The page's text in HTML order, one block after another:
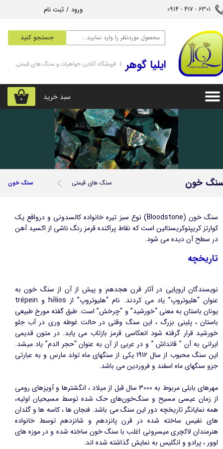
جستجو کنید
ورود / ثبت نام
تغییر گذر واژه
سفارشات
خروج از حساب کاربری
6301 - 417 - 0914​​​​​​​
۰ سبد خرید
‌ایلیا گوهر | فروشگاه آنلاین جواهرات و سنگ های قیمتی
خون سنگ خون سنگ های قیمتی
سنگ خون (Bloodstone) نوع سبز تیره خانواده کالسدونی و درواقع یک
کوارتز کریپتوکریستالین است که نقاط پراکنده قرمز رنگ ناشی از اکسید آهن
در سطح آن دیده می شود.
نویسندگان اروپایی در آثار قرن هجدهم و پیش از آن از سنگ خون به
عنوان “هلیوتروپ” یاد می کردند. نام “هلیوتروپ” از hḗlios و trépein
یونان باستان به معنی “خورشید” و “چرخش” است. طبق گفته مورخ طبیعی
باستان ، پلینی بزرگ ، این سنگ وقتی در حالت غوطه وری در آب جلو
خورشید قرار گرفته شود انعکاسی قرمز بازتاب می یابد. در متون قدیمی
ایرانی به آن ” قانداش ” و در عربی از آن به عنوان “حجر الدم” یاد میشد.
این سنگ محبوب از سال 1912 یکی از سنگهای ماه تولد مارس و به عبارتی
جزو سنگهای ماه اسفند و فروردین می باشد.
مهرهای بابلی مربوط به 3000 سال قبل از میلاد ، انگشترها و آویزهای رومی
از زمان عیسی مسیح و سنگ‌خون‌های حک شده توسط مسیحیان اولیه،
همه نمایانگر تاریخچه دور این سنگ می باشد. فنجان ها ، کاسه ها و گلدان
های نفیس ساخته شده در قرن پانزدهم و شانزدهم توسط خانواده
هنرمندان لاکچری میسرونی اغلب با سنگ خون ساخته شده و در موزه های
لوور ، پرادو و انگلیس به نمایش گذاشته شده اند.
تاریخچه